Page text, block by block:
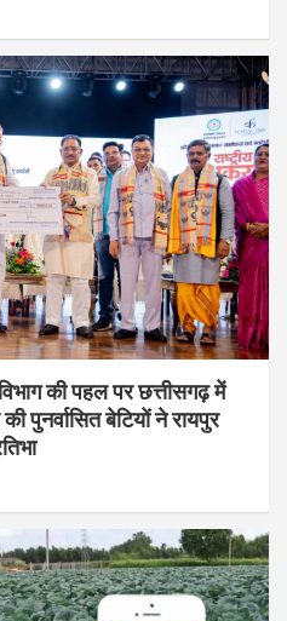
की पहल पर छत्तीसगढ़ में
पुनर्वासित बेटियों ने रायपुर